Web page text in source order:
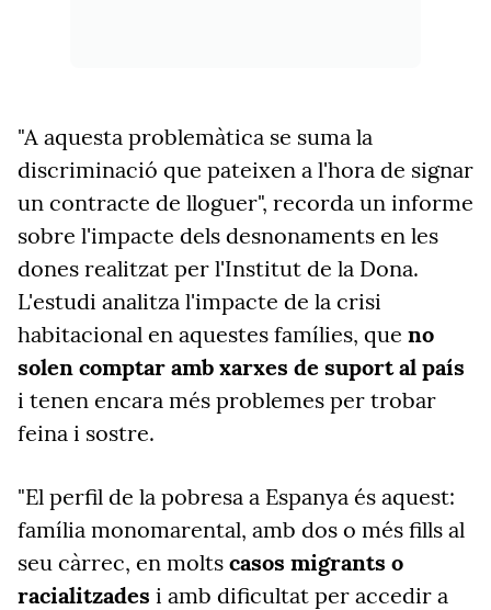
"A aquesta problemàtica se suma la
discriminació que pateixen a l'hora de signar
un contracte de lloguer", recorda un informe
sobre l'impacte dels desnonaments en les
dones realitzat per l'Institut de la Dona.
L'estudi analitza l'impacte de la crisi
habitacional en aquestes famílies, que no
solen comptar amb xarxes de suport al país
i tenen encara més problemes per trobar
feina i sostre.
"El perfil de la pobresa a Espanya és aquest:
família monomarental, amb dos o més fills al
seu càrrec, en molts casos migrants o
racialitzades i amb dificultat per accedir a